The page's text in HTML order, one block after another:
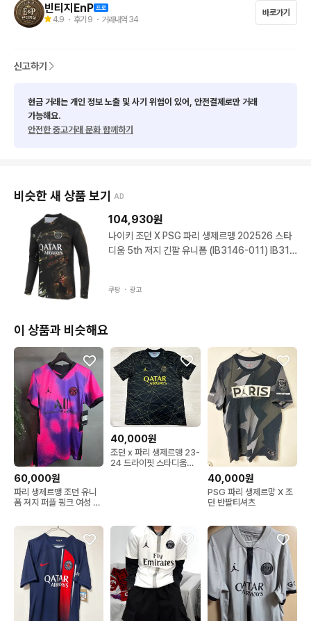
3. 색상은 메인사진 기준이며, 환경에 따라 차이 있을 수 있습니다
니다
6. 실측은 재는 방식에 따라 오차 있을 수 있습니다 참고용일뿐 오
빈티지EnP
4.9 ・ 후기 9 ・ 거래내역 34
바로가기
신고하기
현금 거래는 개인 정보 노출 및 사기 위험이 있어, 안전결제로만 거래
가능해요.
안전한 중고거래 문화 함께하기
비슷한 새 상품 보기 AD
104,930원
나이키 조던 X PSG 파리 생제르맹 202526 스타
디움 5th 저지 긴팔 유니폼 (IB3146-011) IB314
쿠팡 ・ 광고
이 상품과 비슷해요
60,000원
파리 생제르맹 조던 유니
폼 져지 퍼플 핑크 여성 미
40,000원
조던 x 파리 생제르맹 23-
24 드라이핏 스타디움
40,000원
PSG 파리 생제르망 X 조
던 반팔티셔츠